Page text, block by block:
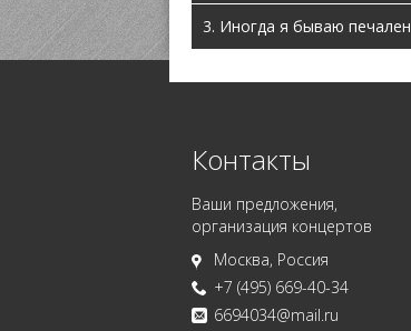
3. Иногда я бываю печален
Контакты
Ваши предложения,
организация концертов
Москва, Россия
+7 (495) 669-40-34
6694034@mail.ru